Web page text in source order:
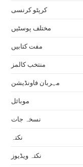
کرپٹو کرنسی
مختلف پوسٹیں
مفت کتابیں
منتخب کالمز
مہربان فاونڈیشن
موبائل
نسخہ جات
نکتہ
نکتہ ویڈیوز